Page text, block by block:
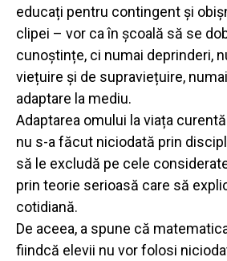
educați pentru contingent și
clipei – vor ca în școală să se
cunoștințe, ci numai deprinderi,
viețuire și de supraviețuire,
adaptare la mediu.
Adaptarea omului la viața
nu s-a făcut niciodată prin
să le excludă pe cele
prin teorie serioasă care să
cotidiană.
De aceea, a spune că
fiindcă elevii nu vor folosi